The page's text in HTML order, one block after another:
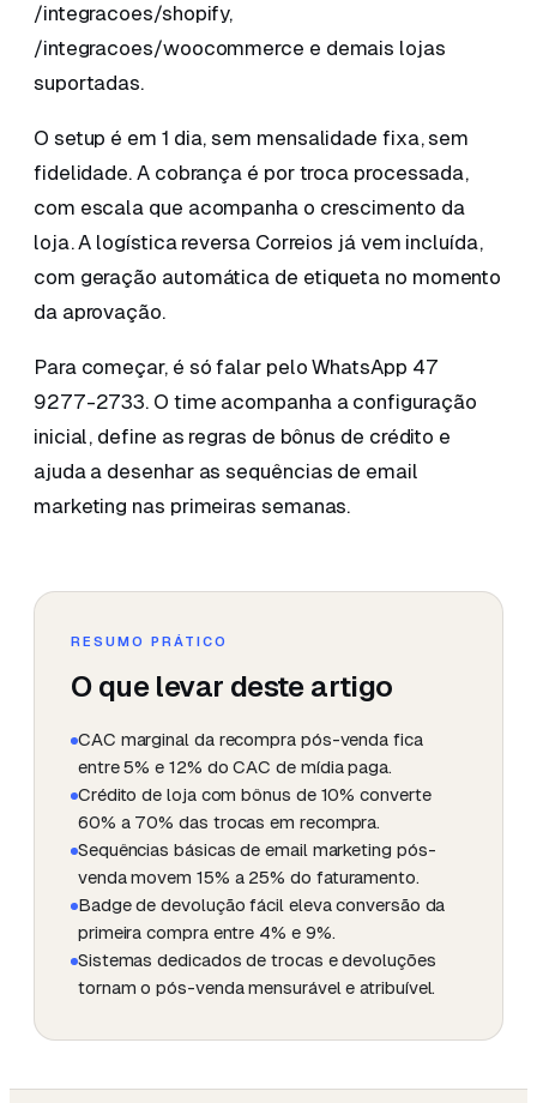
/integracoes/shopify,
/integracoes/woocommerce e demais lojas
suportadas.
O setup é em 1 dia, sem mensalidade fixa, sem
fidelidade. A cobrança é por troca processada,
com escala que acompanha o crescimento da
loja. A logística reversa Correios já vem incluída,
com geração automática de etiqueta no momento
da aprovação.
Para começar, é só falar pelo WhatsApp 47
9277-2733. O time acompanha a configuração
inicial, define as regras de bônus de crédito e
ajuda a desenhar as sequências de email
marketing nas primeiras semanas.
RESUMO PRÁTICO
O que levar deste artigo
CAC marginal da recompra pós-venda fica
entre 5% e 12% do CAC de mídia paga.
Crédito de loja com bônus de 10% converte
60% a 70% das trocas em recompra.
Sequências básicas de email marketing pós-
venda movem 15% a 25% do faturamento.
Badge de devolução fácil eleva conversão da
primeira compra entre 4% e 9%.
Sistemas dedicados de trocas e devoluções
tornam o pós-venda mensurável e atribuível.